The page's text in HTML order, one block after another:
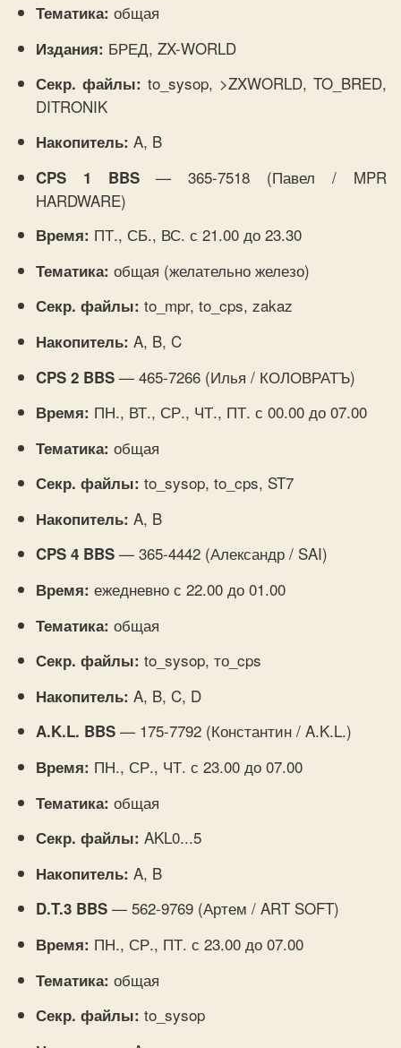
Тематика: общая
Издания: БРЕД, ZX-WORLD
Секр. файлы: to_sysop, >ZXWORLD, TO_BRED,
DITRONIK
Накопитель: A, B
CPS 1 BBS— 365-7518 (Павел / MPR
HARDWARE)
Время: ПТ., СБ., ВС. с 21.00 до 23.30
Тематика: общая (желательно железо)
Секр. файлы: to_mpr, to_cps, zakaz
Накопитель: A, B, C
CPS 2 BBS— 465-7266 (Илья / КОЛОВРАТЪ)
Время: ПН., ВТ., СР., ЧТ., ПТ. с 00.00 до 07.00
Тематика: общая
Секр. файлы: to_sysop, to_cps, ST7
Накопитель: A, B
CPS 4 BBS— 365-4442 (Александр / SAI)
Время: ежедневно с 22.00 до 01.00
Тематика: общая
Секр. файлы: to_sysop, то_cps
Накопитель: A, B, C, D
A.K.L. BBS— 175-7792 (Константин / A.K.L.)
Время: ПН., СР., ЧТ. с 23.00 до 07.00
Тематика: общая
Секр. файлы: AKL0...5
Накопитель: A, B
D.T.3 BBS— 562-9769 (Артем / ART SOFT)
Время: ПН., СР., ПТ. с 23.00 до 07.00
Тематика: общая
Секр. файлы: to_sysop